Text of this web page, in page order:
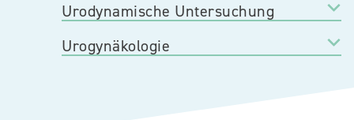
Urodynamische Untersuchung
Urogynäkologie